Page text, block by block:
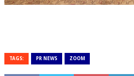
TAGS: PR NEWS ZOOM